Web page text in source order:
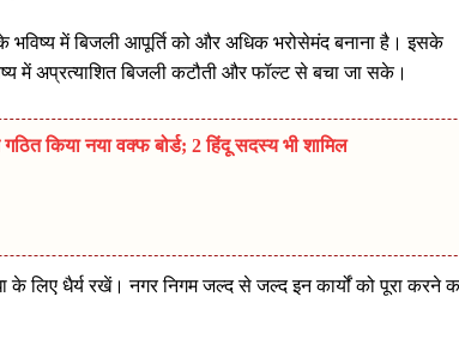
भविष्य में बिजली आपूर्ति को और अधिक भरोसेमंद बनाना है। इसके
में अप्रत्याशित बिजली कटौती और फॉल्ट से बचा जा सके।
किया नया वक्फ बोर्ड; 2 हिंदू सदस्य भी शामिल
लिए धैर्य रखें। नगर निगम जल्द से जल्द इन कार्यों को पूरा करने